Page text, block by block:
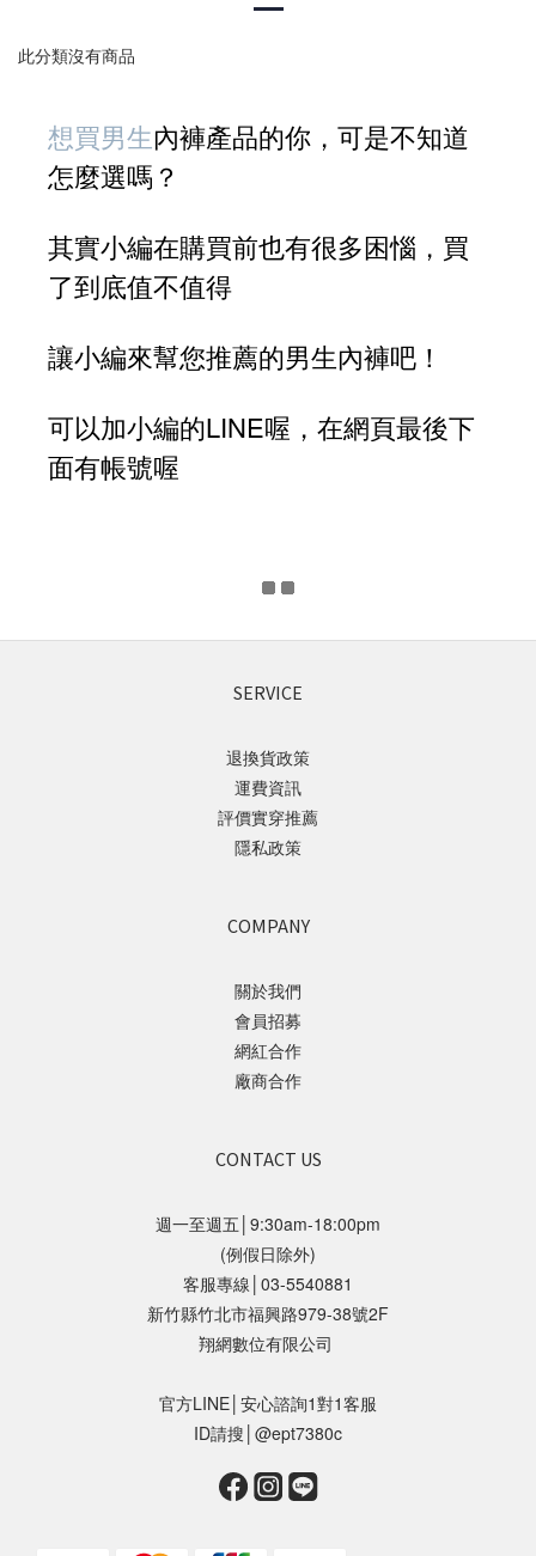
此分類沒有商品
想買男生內褲產品的你，可是不知道
怎麼選嗎？
其實小編在購買前也有很多困惱，買
了到底值不值得
讓小編來幫您推薦的男生內褲吧！
可以加小編的LINE喔，在網頁最後下
面有帳號喔
SERVICE
退換貨政策
運費資訊
評價實穿推薦
隱私政策
COMPANY
關於我們
會員招募
網紅合作
廠商合作
CONTACT US
週一至週五│9:30am-18:00pm
(例假日除外)
客服專線│03-5540881
新竹縣竹北市福興路979-38號2F
翔網數位有限公司
官方LINE│安心諮詢1對1客服
ID請搜│@ept7380c